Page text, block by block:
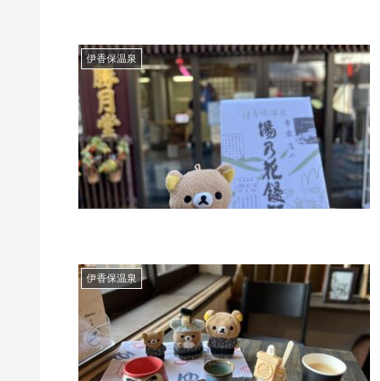
伊香保温泉
伊香保温泉